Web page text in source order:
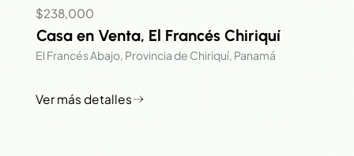
$238,000
Casa en Venta, El Francés Chiriquí
El Francés Abajo, Provincia de Chiriquí, Panamá